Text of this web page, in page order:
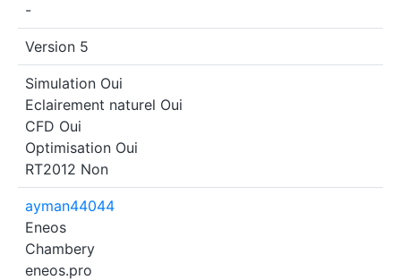
-
Version 5
Simulation Oui
Eclairement naturel Oui
CFD Oui
Optimisation Oui
RT2012 Non
ayman44044
Eneos
Chambery
eneos.pro